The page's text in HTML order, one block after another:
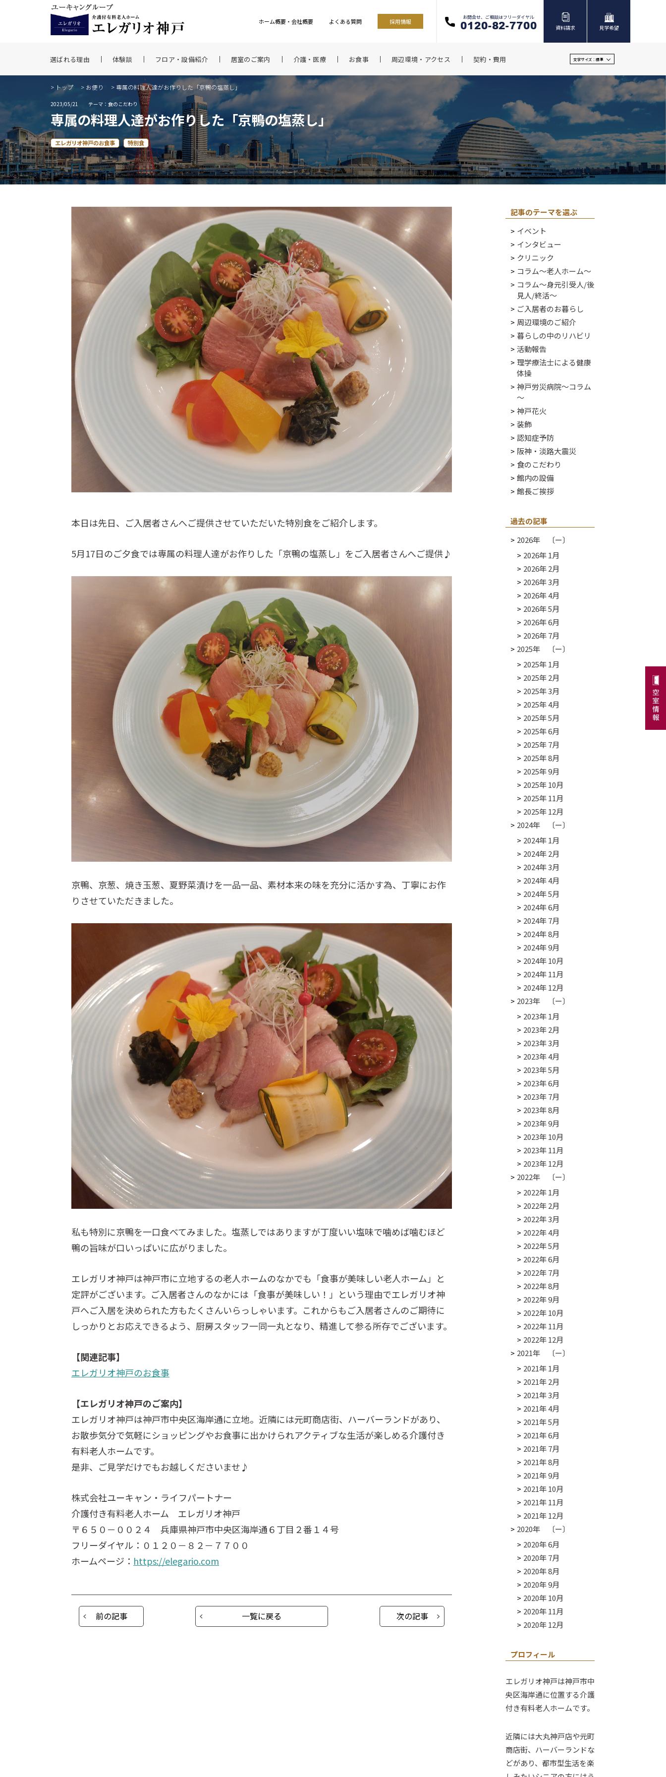
ホーム概要・会社概要 よくある質問 採用情報
お問合せ、ご相談はフリーダイヤル
0120-82-7700 資料請求 見学希望
選ばれる理由 体験談 フロア・設備紹介 居室のご案内 介護・医療 お食事 周辺環境・アクセス 契約・費用 文字サイズ： 標準
> トップ > お便り > 専属の料理人達がお作りした「京鴨の塩蒸し」
2023/05/21 テーマ：食のこだわり
専属の料理人達がお作りした「京鴨の塩蒸し」
エレガリオ神戸のお食事 特別食
本日は先日、ご入居者さんへご提供させていただいた特別食をご紹介します。
5月17日のご夕食では専属の料理人達がお作りした「京鴨の塩蒸し」をご入居者さんへご提供♪
京鴨、京葱、焼き玉葱、夏野菜漬けを一品一品、素材本来の味を充分に活かす為、丁寧にお作
りさせていただきました。
私も特別に京鴨を一口食べてみました。塩蒸しではありますが丁度いい塩味で噛めば噛むほど
鴨の旨味が口いっぱいに広がりました。
エレガリオ神戸は神戸市に立地するの老人ホームのなかでも「食事が美味しい老人ホーム」と
定評がございます。ご入居者さんのなかには「食事が美味しい！」という理由でエレガリオ神
戸へご入居を決められた方もたくさんいらっしゃいます。これからもご入居者さんのご期待に
しっかりとお応えできるよう、厨房スタッフ一同一丸となり、精進して参る所存でございます。
【関連記事】
エレガリオ神戸のお食事
【エレガリオ神戸のご案内】
エレガリオ神戸は神戸市中央区海岸通に立地。近隣には元町商店街、ハーバーランドがあり、
お散歩気分で気軽にショッピングやお食事に出かけられアクティブな生活が楽しめる介護付き
有料老人ホームです。
是非、ご見学だけでもお越しくださいませ♪
株式会社ユーキャン・ライフパートナー
介護付き有料老人ホーム エレガリオ神戸
〒６５０－００２４ 兵庫県神戸市中央区海岸通６丁目２番１４号
フリーダイヤル：０１２０－８２－７７００
ホームページ： https://elegario.com
一覧に戻る
前の記事 次の記事
記事のテーマを選ぶ
イベント
インタビュー
クリニック
コラム～老人ホーム～
コラム～身元引受人/後
見人/終活～
ご入居者のお暮らし
周辺環境のご紹介
暮らしの中のリハビリ
活動報告
理学療法士による健康
体操
神戸労災病院～コラム
～
神戸花火
装飾
認知症予防
阪神・淡路大震災
食のこだわり
館内の設備
館長ご挨拶
過去の記事
2026年 〔ー〕
2026年 1月
2026年 2月
2026年 3月
2026年 4月
2026年 5月
2026年 6月
2026年 7月
2025年 〔ー〕
2025年 1月
2025年 2月
2025年 3月
2025年 4月
2025年 5月
2025年 6月
2025年 7月
2025年 8月
2025年 9月
2025年 10月
2025年 11月
2025年 12月
2024年 〔ー〕
2024年 1月
2024年 2月
2024年 3月
2024年 4月
2024年 5月
2024年 6月
2024年 7月
2024年 8月
2024年 9月
2024年 10月
2024年 11月
2024年 12月
2023年 〔ー〕
2023年 1月
2023年 2月
2023年 3月
2023年 4月
2023年 5月
2023年 6月
2023年 7月
2023年 8月
2023年 9月
2023年 10月
2023年 11月
2023年 12月
2022年 〔ー〕
2022年 1月
2022年 2月
2022年 3月
2022年 4月
2022年 5月
2022年 6月
2022年 7月
2022年 8月
2022年 9月
2022年 10月
2022年 11月
2022年 12月
2021年 〔ー〕
2021年 1月
2021年 2月
2021年 3月
2021年 4月
2021年 5月
2021年 6月
2021年 7月
2021年 8月
2021年 9月
2021年 10月
2021年 11月
2021年 12月
2020年 〔ー〕
2020年 6月
2020年 7月
2020年 8月
2020年 9月
2020年 10月
2020年 11月
2020年 12月
プロフィール
エレガリオ神戸は神戸市中
央区海岸通に位置する介護
付き有料老人ホームです。
近隣には大丸神戸店や元町
商店街、ハーバーランドな
どがあり、都市型生活を楽